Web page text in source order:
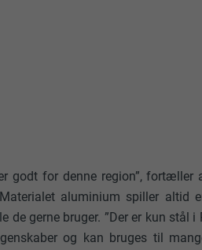
godt for denne region”, fortæller
aluminium spiller altid
de gerne bruger. ”Der er kun
og kan bruges til